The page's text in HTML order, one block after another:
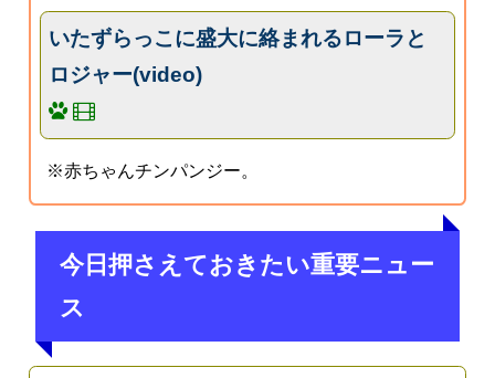
いたずらっこに盛大に絡まれるローラと
ロジャー(video)
※赤ちゃんチンパンジー。
今日押さえておきたい重要ニュー
ス